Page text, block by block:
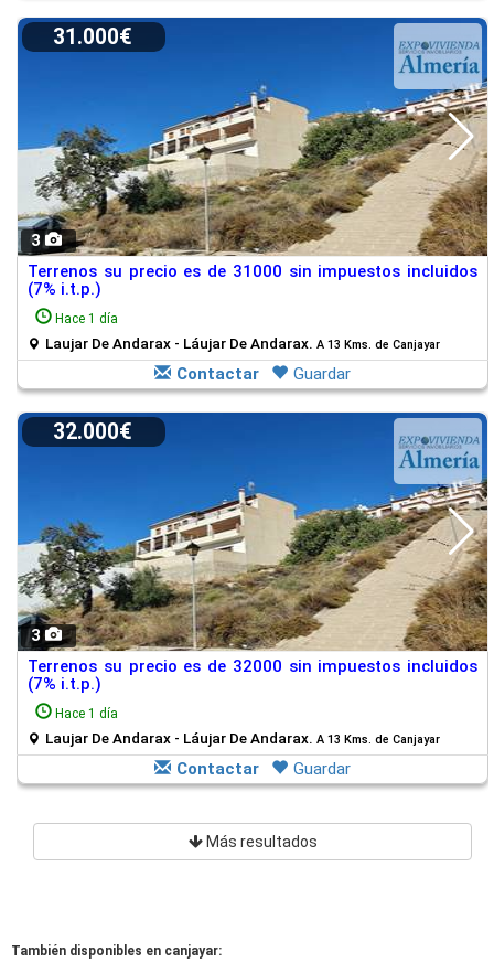
3
31.000€
Terrenos su precio es de 31000 sin impuestos incluidos
(7% i.t.p.)
Hace 1 día
Laujar De Andarax - Láujar De Andarax. A 13 Kms. de Canjayar
Contactar Guardar
3
32.000€
Terrenos su precio es de 32000 sin impuestos incluidos
(7% i.t.p.)
Hace 1 día
Laujar De Andarax - Láujar De Andarax. A 13 Kms. de Canjayar
Contactar Guardar
Más resultados
También disponibles en canjayar: